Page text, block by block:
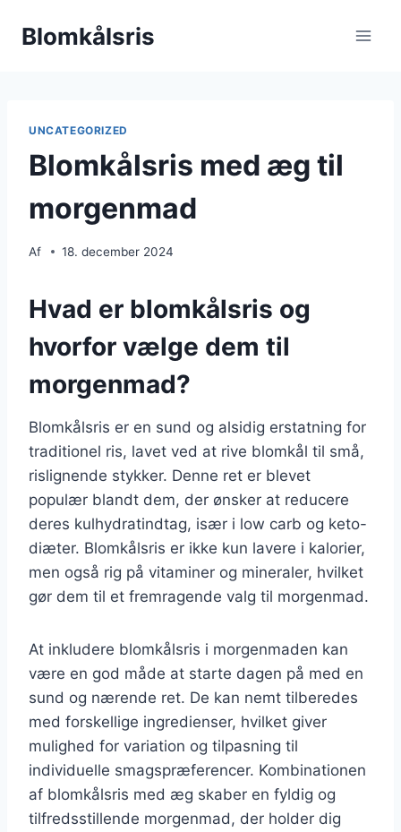
Blomkålsris
UNCATEGORIZED
Blomkålsris med æg til
morgenmad
Af 18. december 2024
Hvad er blomkålsris og
hvorfor vælge dem til
morgenmad?
Blomkålsris er en sund og alsidig erstatning for
traditionel ris, lavet ved at rive blomkål til små,
rislignende stykker. Denne ret er blevet
populær blandt dem, der ønsker at reducere
deres kulhydratindtag, især i low carb og keto-
diæter. Blomkålsris er ikke kun lavere i kalorier,
men også rig på vitaminer og mineraler, hvilket
gør dem til et fremragende valg til morgenmad.
At inkludere blomkålsris i morgenmaden kan
være en god måde at starte dagen på med en
sund og nærende ret. De kan nemt tilberedes
med forskellige ingredienser, hvilket giver
mulighed for variation og tilpasning til
individuelle smagspræferencer. Kombinationen
af blomkålsris med æg skaber en fyldig og
tilfredsstillende morgenmad, der holder dig